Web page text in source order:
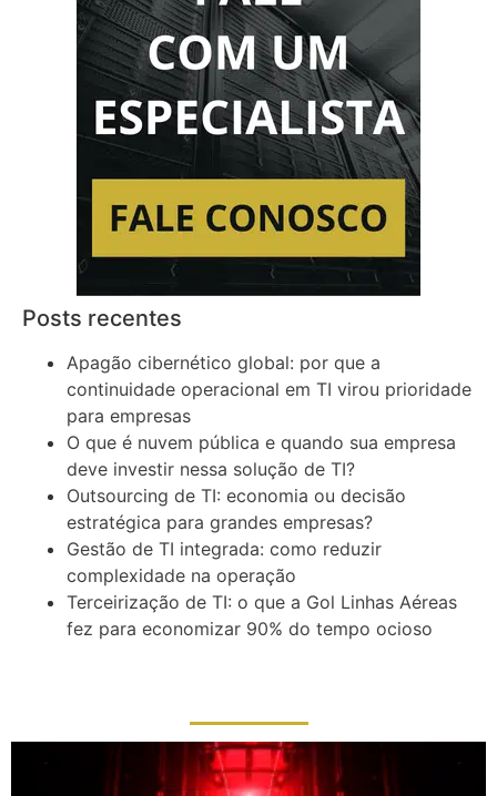
Posts recentes
Apagão cibernético global: por que a
continuidade operacional em TI virou prioridade
para empresas
O que é nuvem pública e quando sua empresa
deve investir nessa solução de TI?
Outsourcing de TI: economia ou decisão
estratégica para grandes empresas?
Gestão de TI integrada: como reduzir
complexidade na operação
Terceirização de TI: o que a Gol Linhas Aéreas
fez para economizar 90% do tempo ocioso